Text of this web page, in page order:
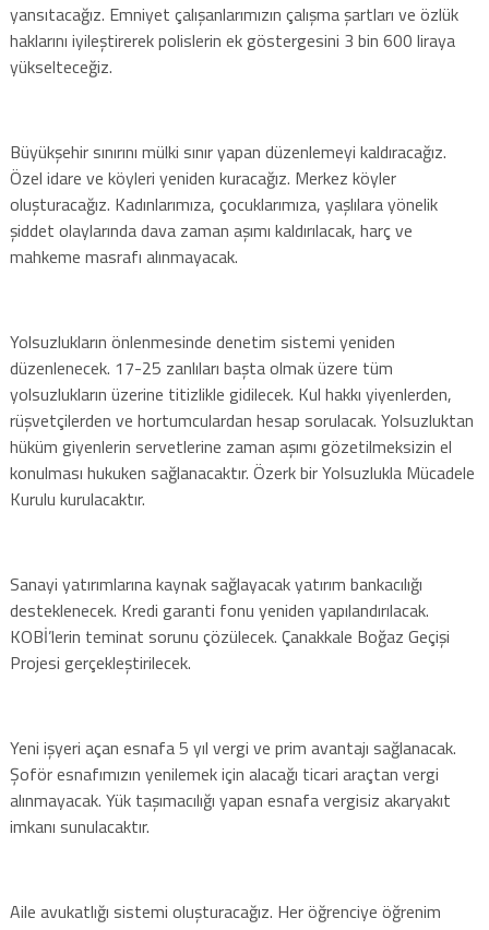
yansıtacağız. Emniyet çalışanlarımızın çalışma şartları ve özlük
haklarını iyileştirerek polislerin ek göstergesini 3 bin 600 liraya
yükselteceğiz.
Büyükşehir sınırını mülki sınır yapan düzenlemeyi kaldıracağız.
Özel idare ve köyleri yeniden kuracağız. Merkez köyler
oluşturacağız. Kadınlarımıza, çocuklarımıza, yaşlılara yönelik
şiddet olaylarında dava zaman aşımı kaldırılacak, harç ve
mahkeme masrafı alınmayacak.
Yolsuzlukların önlenmesinde denetim sistemi yeniden
düzenlenecek. 17-25 zanlıları başta olmak üzere tüm
yolsuzlukların üzerine titizlikle gidilecek. Kul hakkı yiyenlerden,
rüşvetçilerden ve hortumculardan hesap sorulacak. Yolsuzluktan
hüküm giyenlerin servetlerine zaman aşımı gözetilmeksizin el
konulması hukuken sağlanacaktır. Özerk bir Yolsuzlukla Mücadele
Kurulu kurulacaktır.
Sanayi yatırımlarına kaynak sağlayacak yatırım bankacılığı
desteklenecek. Kredi garanti fonu yeniden yapılandırılacak.
KOBİ’lerin teminat sorunu çözülecek. Çanakkale Boğaz Geçişi
Projesi gerçekleştirilecek.
Yeni işyeri açan esnafa 5 yıl vergi ve prim avantajı sağlanacak.
Şoför esnafımızın yenilemek için alacağı ticari araçtan vergi
alınmayacak. Yük taşımacılığı yapan esnafa vergisiz akaryakıt
imkanı sunulacaktır.
Aile avukatlığı sistemi oluşturacağız. Her öğrenciye öğrenim